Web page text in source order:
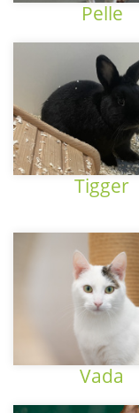
Pelle
Tigger
Vada